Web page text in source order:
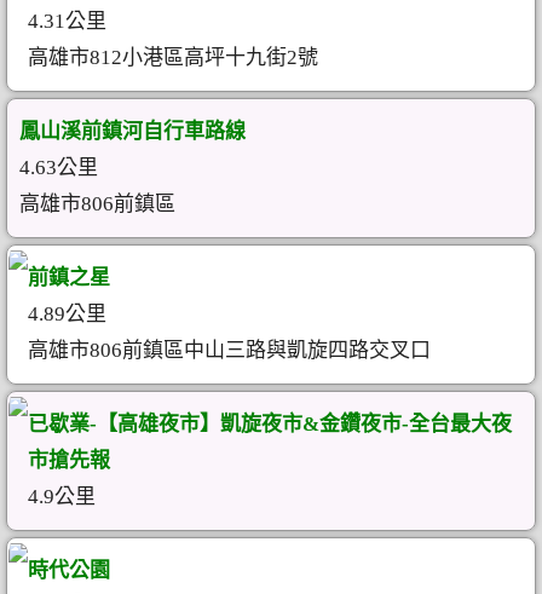
4.31公里
高雄市812小港區高坪十九街2號
鳳山溪前鎮河自行車路線
4.63公里
高雄市806前鎮區
前鎮之星
4.89公里
高雄市806前鎮區中山三路與凱旋四路交叉口
已歇業-【高雄夜市】凱旋夜市&金鑽夜市-全台最大夜
市搶先報
4.9公里
時代公園